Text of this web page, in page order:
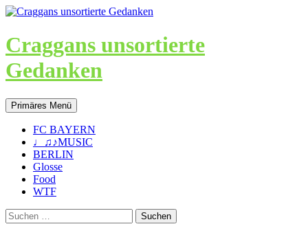
Craggans unsortierte
Gedanken
Suchen
Primäres Menü Zum
Inhalt
springen
FC BAYERN
♩♫♪MUSIC
BERLIN
Glosse
Food
WTF
Suche
nach: